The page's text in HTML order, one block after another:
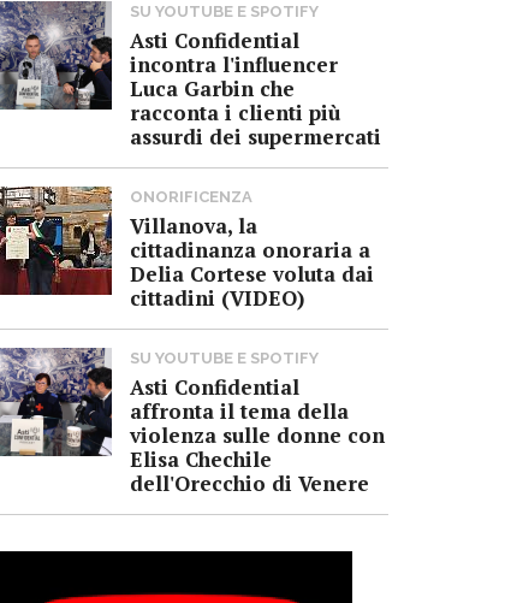
SU YOUTUBE E SPOTIFY
Asti Confidential
incontra l'influencer
Luca Garbin che
racconta i clienti più
assurdi dei supermercati
ONORIFICENZA
Villanova, la
cittadinanza onoraria a
Delia Cortese voluta dai
cittadini (VIDEO)
SU YOUTUBE E SPOTIFY
Asti Confidential
affronta il tema della
violenza sulle donne con
Elisa Chechile
dell'Orecchio di Venere